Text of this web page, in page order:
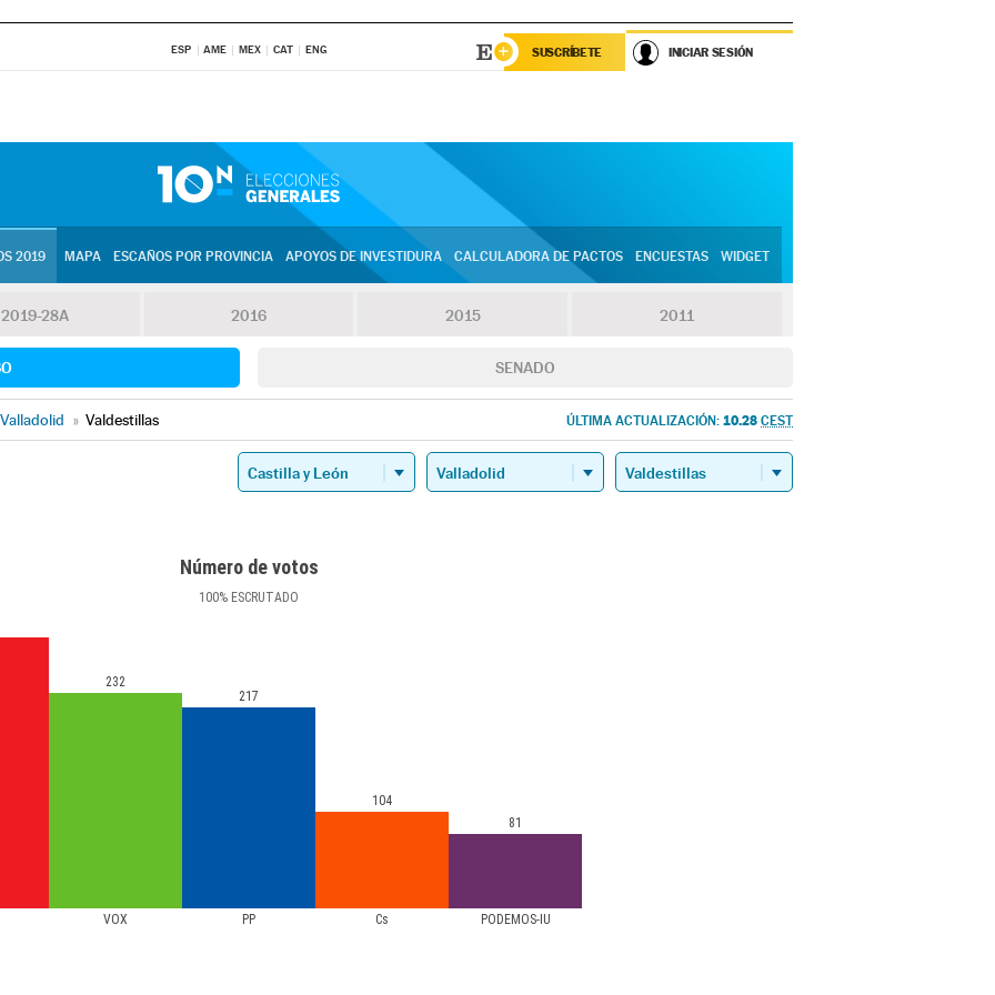
ESP AME MEX CAT ENG SUSCRÍBETE INICIAR SESIÓN
2019 MAPA ESCAÑOS POR PROVINCIA APOYOS DE INVESTIDURA CALCULADORA DE PACTOS ENCUESTAS WIDGET
2019-28A 2016 2015 2011
SENADO
Valladolid » Valdestillas ÚLTIMA ACTUALIZACIÓN: 10.28 CEST
Número de votos
100% ESCRUTADO
VOX PP Cs PODEMOS-IU
232
217
104
81